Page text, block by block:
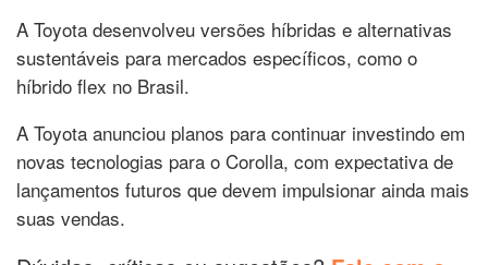
A Toyota desenvolveu versões híbridas e alternativas
sustentáveis para mercados específicos, como o
híbrido flex no Brasil.
A Toyota anunciou planos para continuar investindo em
novas tecnologias para o Corolla, com expectativa de
lançamentos futuros que devem impulsionar ainda mais
suas vendas.